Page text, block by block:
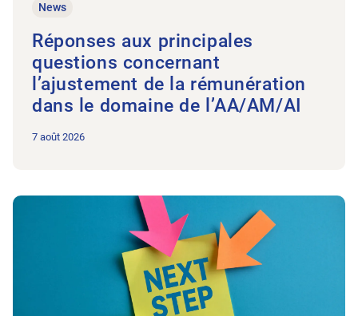
News
Réponses aux principales
questions concernant
l’ajustement de la rémunération
dans le domaine de l’AA/AM/AI
7 août 2026
Vers l'article Le Groupe d’intérêt des grands cabinets prend